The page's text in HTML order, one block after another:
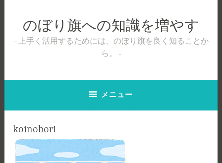
ス
のぼり旗への知識を増やす
上手く活用するためには、のぼり旗を良く知ることか
ら。
メニュー
koinobori